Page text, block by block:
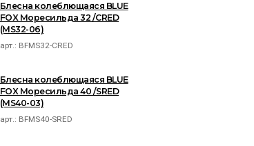
Блесна колеблющаяся BLUE
FOX Моресильда 32 /CRED
(MS32-06)
арт.: BFMS32-CRED
Блесна колеблющаяся BLUE
FOX Моресильда 40 /SRED
(MS40-03)
арт.: BFMS40-SRED